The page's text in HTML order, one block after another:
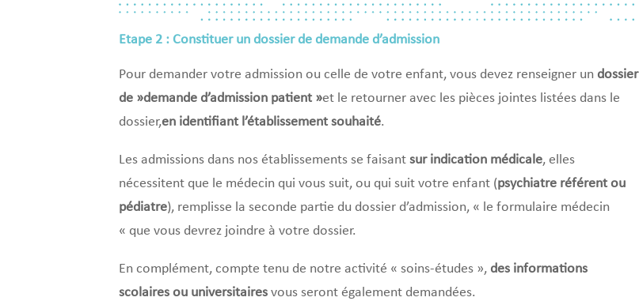
Etape 2 : Constituer un dossier de demande d’admission
Pour demander votre admission ou celle de votre enfant, vous devez renseigner un dossier
de »demande d’admission patient »et le retourner avec les pièces jointes listées dans le
dossier,en identifiant l’établissement souhaité.
Les admissions dans nos établissements se faisant sur indication médicale, elles
nécessitent que le médecin qui vous suit, ou qui suit votre enfant (psychiatre référent ou
pédiatre), remplisse la seconde partie du dossier d’admission, « le formulaire médecin
« que vous devrez joindre à votre dossier.
En complément, compte tenu de notre activité « soins-études », des informations
scolaires ou universitaires vous seront également demandées.